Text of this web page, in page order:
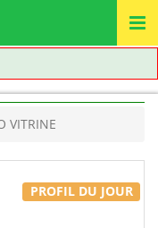
VITRINE
PROFIL DU JOUR